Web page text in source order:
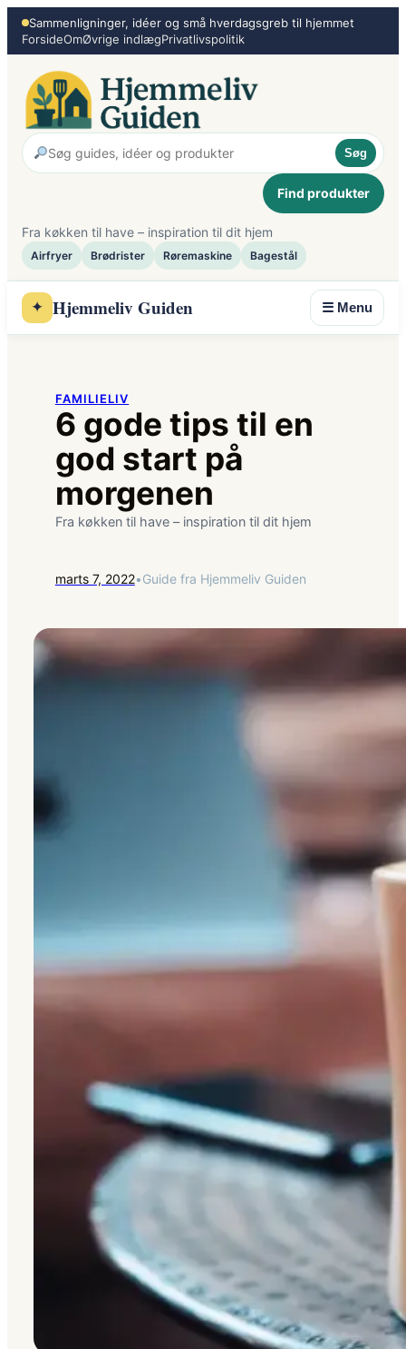
Spring
Sammenligninger, idéer og små hverdagsgreb til hjemmet
ForsideOmØvrige indlægPrivatlivspolitik
Søg
Find produkter
Fra køkken til have – inspiration til dit hjem
Airfryer Brødrister Røremaskine Bagestål
✦ Hjemmeliv Guiden ☰ Menu
FAMILIELIV
6 gode tips til en
god start på
morgenen
Fra køkken til have – inspiration til dit hjem
marts 7, 2022•Guide fra Hjemmeliv Guiden